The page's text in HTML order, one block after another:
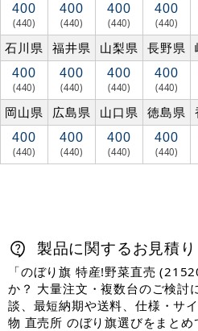
400
(440)
400
(440)
400
(440)
400
(440)
石川県 福井県 山梨県 長野県
400
(440)
400
(440)
400
(440)
400
(440)
岡山県 広島県 山口県 徳島県
400
(440)
400
(440)
400
(440)
400
(440)
製品に関するお見積
「のぼり旗 特産!野菜直売
か？ 大量注文・複数台のご検討
談、最短納期や送料、仕様・サ
物 直売所 のぼり旗選びをまとめ